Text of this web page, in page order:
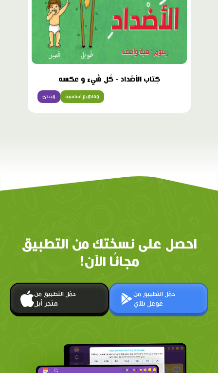
كِتاب الأضّداد - كُل شَيء و عكسه
مبتدئ مفاهيم أساسية
احصل على نسختك من التطبيق
مجانًا الآن!
حمّل التطبيق من
متجر أبل
حمّل التطبيق من
غوغل بلاي